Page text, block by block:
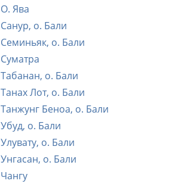
О. Ява
Санур, о. Бали
Семиньяк, о. Бали
Суматра
Табанан, о. Бали
Танах Лот, о. Бали
Танжунг Беноа, о. Бали
Убуд, о. Бали
Улувату, о. Бали
Унгасан, о. Бали
Чангу